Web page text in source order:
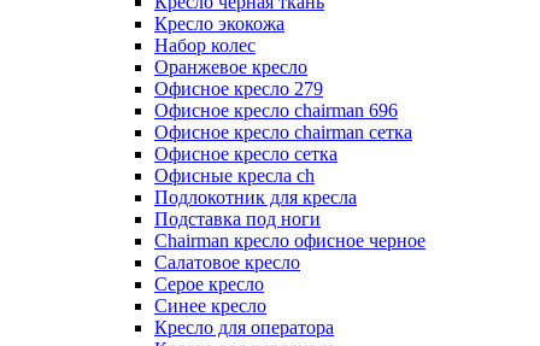
Кресло экокожа
Набор колес
Оранжевое кресло
Офисное кресло 279
Офисное кресло chairman 696
Офисное кресло chairman сетка
Офисное кресло сетка
Офисные кресла ch
Подлокотник для кресла
Подставка под ноги
Сhairman кресло офисное черное
Салатовое кресло
Серое кресло
Синее кресло
Кресло для оператора